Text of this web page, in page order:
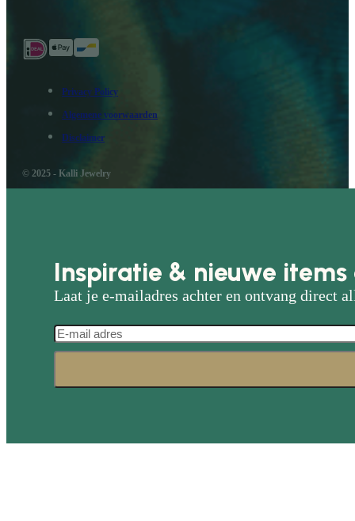
Privacy Policy
Algemene voorwaarden
Disclaimer
© 2025 - Kalli Jewelry
Inspiratie & nieuwe
Laat je e-mailadres achter en ontvang direct